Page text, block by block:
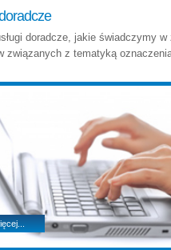
doradcze, jakie świadczymy w
związanych z tematyką